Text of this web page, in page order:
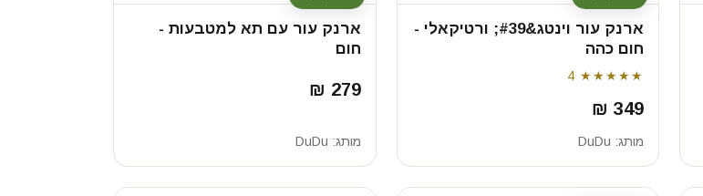
ארנק עור וינטג&#39; ורטיקאלי -
חום כהה
★★★★★
4
349 ₪
מותג: DuDu
ארנק עור עם תא למטבעות -
חום
279 ₪
מותג: DuDu